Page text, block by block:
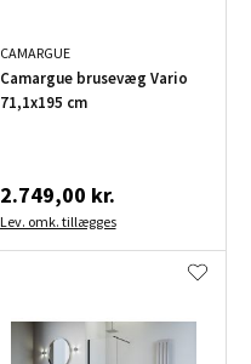
CAMARGUE
Camargue brusevæg Vario
71,1x195 cm
2.749,00 kr.
Lev. omk. tillægges